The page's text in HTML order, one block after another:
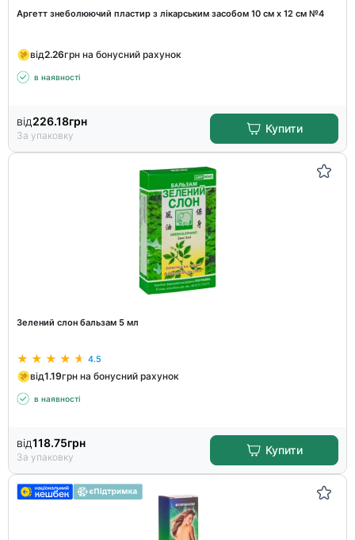
Аргетт знеболюючий пластир з лікарським засобом 10 см х 12 см №4
від2.26грн на бонусний рахунок
в наявності
від226.18грн
За упаковку
Купити
Зелений слон бальзам 5 мл
4.5
від1.19грн на бонусний рахунок
в наявності
від118.75грн
За упаковку
Купити